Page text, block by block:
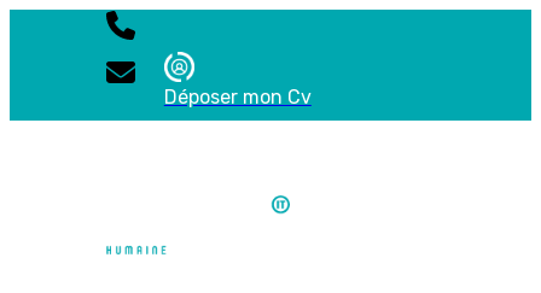
Déposer mon Cv